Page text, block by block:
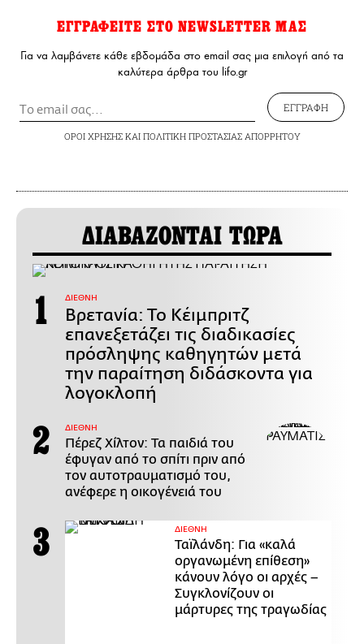
ΕΓΓΡΑΦΕΙΤΕ ΣΤΟ NEWSLETTER ΜΑΣ
Για να λαμβάνετε κάθε εβδομάδα στο email σας μια επιλογή από τα
καλύτερα άρθρα του lifo.gr
ΕΓΓΡΑΦΗ
ΟΡΟΙ ΧΡΗΣΗΣΚΑΙ ΠΟΛΙΤΙΚΗ ΠΡΟΣΤΑΣΙΑΣ ΑΠΟΡΡΗΤΟΥ
ΔΙΑΒΑΖΟΝΤΑΙ ΤΩΡΑ
ΔΙΕΘΝΗ
Βρετανία: Το Κέιμπριτζ
επανεξετάζει τις διαδικασίες
πρόσληψης καθηγητών μετά
την παραίτηση διδάσκοντα για
λογοκλοπή
ΔΙΕΘΝΗ
Πέρεζ Χίλτον: Τα παιδιά του
έφυγαν από το σπίτι πριν από
τον αυτοτραυματισμό του,
ανέφερε η οικογένειά του
ΔΙΕΘΝΗ
Ταϊλάνδη: Για «καλά
οργανωμένη επίθεση»
κάνουν λόγο οι αρχές –
Συγκλονίζουν οι
μάρτυρες της τραγωδίας